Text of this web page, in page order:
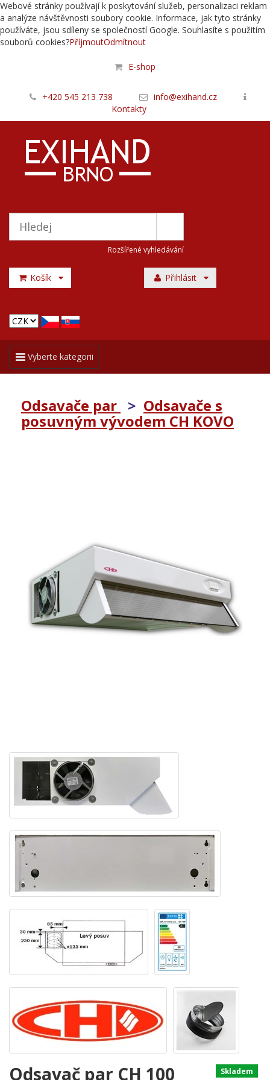
Webové stránky používají k poskytování služeb, personalizaci reklam
a analýze návštěvnosti soubory cookie. Informace, jak tyto stránky
používáte, jsou sdíleny se společností Google. Souhlasíte s použitím
souborů cookies?PříjmoutOdmítnout
E-shop
+420 545 213 738
info@exihand.cz
Kontakty
Rozšířené vyhledávání
Košík Přihlásit
Toggle
navigation
Vyberte kategorii
Odsavače par > Odsavače s
posuvným vývodem CH KOVO
Skladem
Odsavač par CH 100